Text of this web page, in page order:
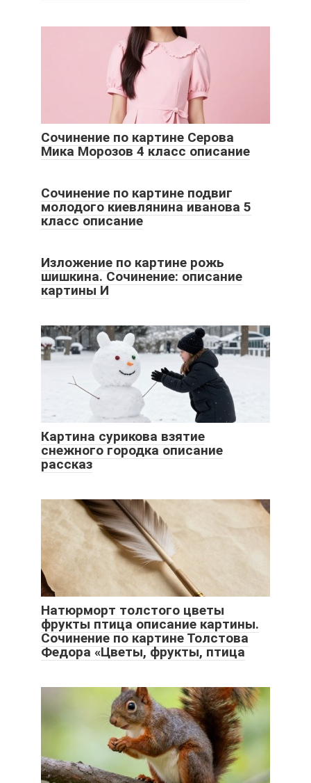
Сочинение по картине Серова
Мика Морозов 4 класс описание
Сочинение по картине подвиг
молодого киевлянина иванова 5
класс описание
Изложение по картине рожь
шишкина. Сочинение: описание
картины И
Картина сурикова взятие
снежного городка описание
рассказ
Натюрморт толстого цветы
фрукты птица описание картины.
Сочинение по картине Толстова
Федора «Цветы, фрукты, птица